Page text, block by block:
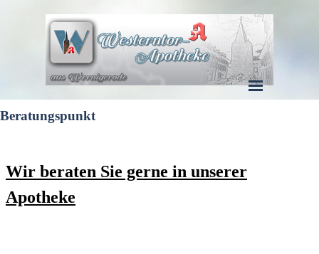
Menü überspringen
Beratungspunkt
Wir beraten Sie gerne in unserer
Apotheke